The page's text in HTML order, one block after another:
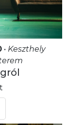
• Keszthely